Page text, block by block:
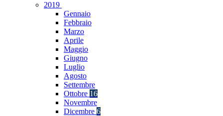
2019
Gennaio
Febbraio
Marzo
Aprile
Maggio
Giugno
Luglio
Agosto
Settembre
Ottobre 16
Novembre
Dicembre 6